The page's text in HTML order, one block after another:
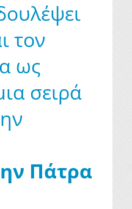
τον
ως
σειρά
Πάτρα